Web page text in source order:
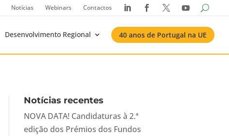
Notícias Webinars Contactos    
Desenvolvimento Regional 40 anos de Portugal na UE
Notícias recentes
NOVA DATA! Candidaturas à 2.ª
edição dos Prémios dos Fundos